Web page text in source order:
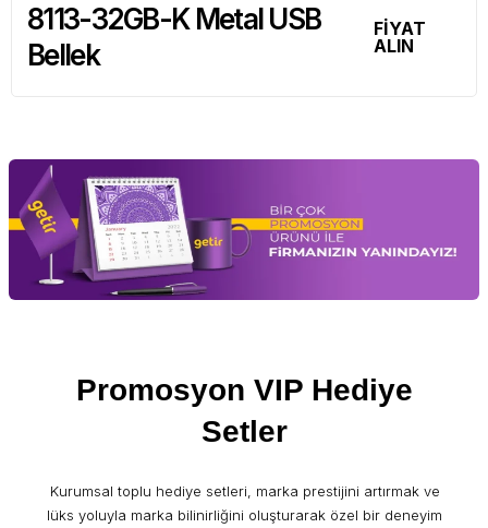
8113-32GB-K Metal USB
Bellek
FİYAT
ALIN
Promosyon VIP Hediye
Setler
Kurumsal toplu hediye setleri, marka prestijini artırmak ve
lüks yoluyla marka bilinirliğini oluşturarak özel bir deneyim